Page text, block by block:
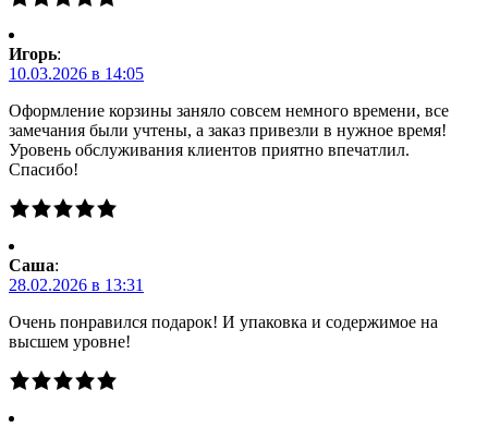
Игорь:
10.03.2026 в 14:05
Оформление корзины заняло совсем немного времени, все
замечания были учтены, а заказ привезли в нужное время!
Уровень обслуживания клиентов приятно впечатлил.
Спасибо!
Саша:
28.02.2026 в 13:31
Очень понравился подарок! И упаковка и содержимое на
высшем уровне!